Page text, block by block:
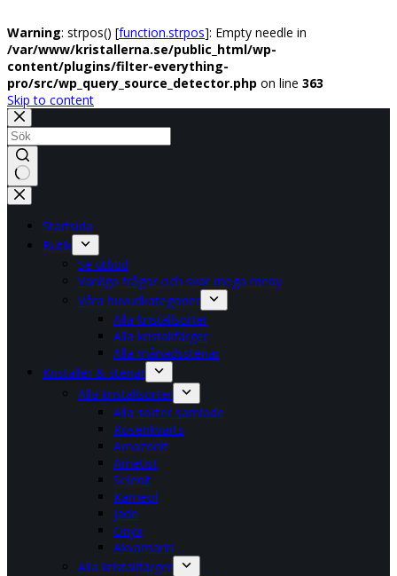
Warning: strpos() [function.strpos]: Empty needle in
/var/www/kristallerna.se/public_html/wp-
content/plugins/filter-everything-
pro/src/wp_query_source_detector.php on line 363
Skip to content
No
results
Startsida
Butik
Se utbud
Vanliga frågor och svar mega meny
Våra huvudkategorier
Alla kristallsorter
Alla kristallfärger
Alla månadsstenar
Kristaller & stenar
Alla kristallsorter
Alla sorter samlade
Rosenkvarts
Amazonit
Ametist
Selenit
Karneol
Jade
Onyx
Akvamarin
Alla kristallfärger